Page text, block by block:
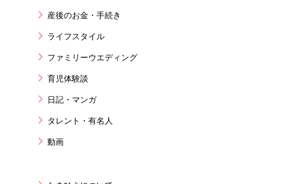
産後のお金・手続き
ライフスタイル
ファミリーウエディング
育児体験談
日記・マンガ
タレント・有名人
動画